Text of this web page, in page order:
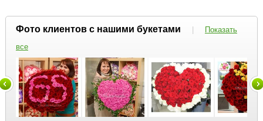
Фото клиентов с нашими букетами |
Показать
все